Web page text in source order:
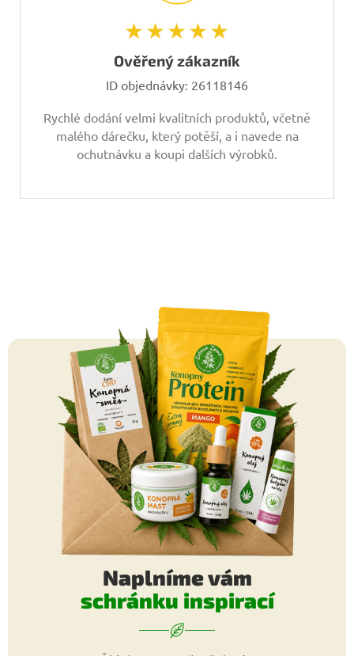
★★★★★
Ověřený zákazník
ID objednávky: 26118146
Rychlé dodání velmi kvalitních produktů, včetně
malého dárečku, který potěší, a i navede na
ochutnávku a koupi dalších výrobků.
Naplníme vám
schránku inspirací